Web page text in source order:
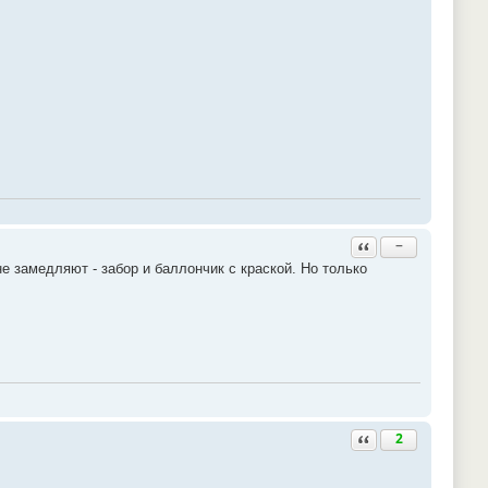
Ответить с цитатой
−
замедляют - забор и баллончик с краской. Но только
Ответить с цитатой
2